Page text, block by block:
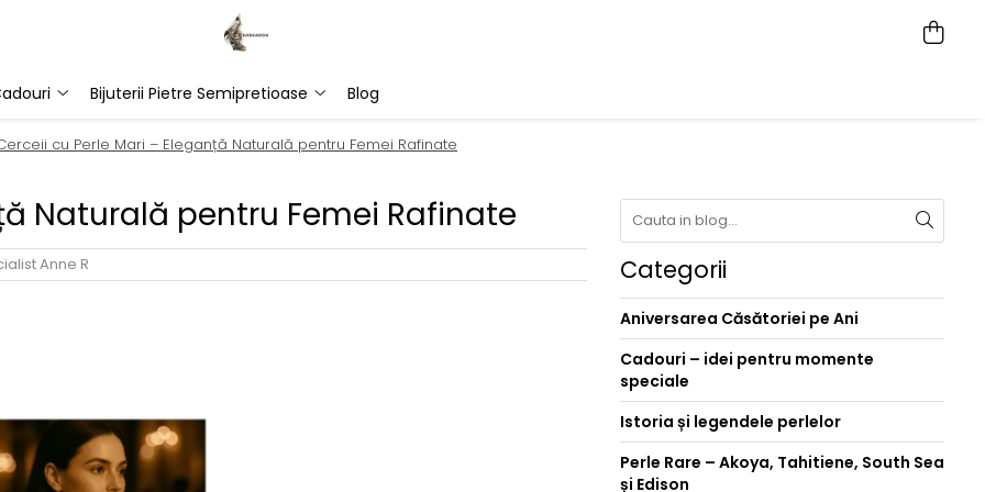
Bijuterii Pietre Semipretioase Blog
cu Perle Mari – Eleganță Naturală pentru Femei Rafinate
Naturală pentru Femei Rafinate
Anne R Categorii
Aniversarea Căsătoriei pe Ani
Cadouri – idei pentru momente
speciale
Istoria și legendele perlelor
Perle Rare – Akoya, Tahitiene, South Sea
și Edison